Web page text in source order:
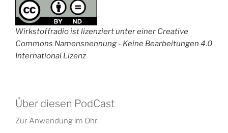
Wirkstoffradio ist lizenziert unter einer Creative
Commons Namensnennung - Keine Bearbeitungen 4.0
International Lizenz
Über diesen PodCast
Zur Anwendung im Ohr.